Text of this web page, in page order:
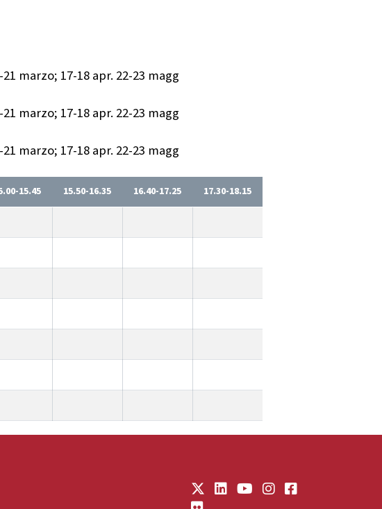
marzo; 17-18 apr. 22-23 magg
marzo; 17-18 apr. 22-23 magg
marzo; 17-18 apr. 22-23 magg
15.45 15.50-16.35 16.40-17.25 17.30-18.15